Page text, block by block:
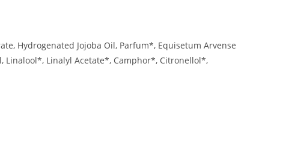
Hydrogenated Jojoba Oil, Parfum*, Equisetum Arvense
Linalool*, Linalyl Acetate*, Camphor*, Citronellol*,